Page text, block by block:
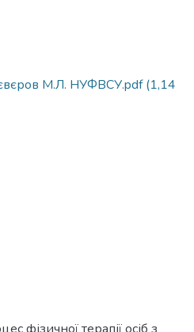
М.Л. НУФВСУ.pdf(1,14